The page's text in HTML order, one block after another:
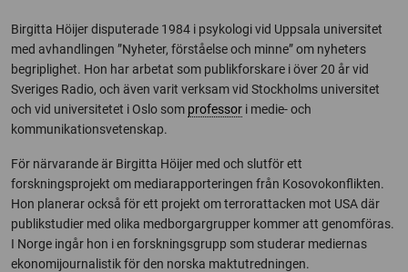
Birgitta Höijer disputerade 1984 i psykologi vid Uppsala universitet
med avhandlingen ”Nyheter, förståelse och minne” om nyheters
begriplighet. Hon har arbetat som publikforskare i över 20 år vid
Sveriges Radio, och även varit verksam vid Stockholms universitet
och vid universitetet i Oslo som professor i medie- och
kommunikationsvetenskap.
För närvarande är Birgitta Höijer med och slutför ett
forskningsprojekt om mediarapporteringen från Kosovokonflikten.
Hon planerar också för ett projekt om terrorattacken mot USA där
publikstudier med olika medborgargrupper kommer att genomföras.
I Norge ingår hon i en forskningsgrupp som studerar mediernas
ekonomijournalistik för den norska maktutredningen.